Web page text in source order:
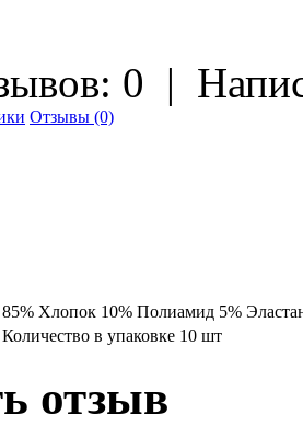
0 |
Отзывы (0)
85% Хлопок 10% Полиамид 5%
Количество в упаковке 10 шт
отзыв